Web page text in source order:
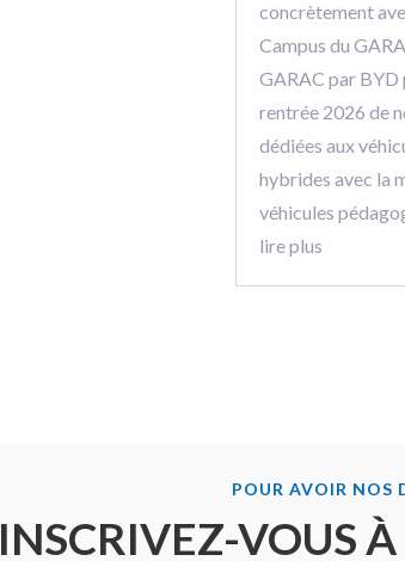
concrètement
Campus du
GARAC par BYD
rentrée 2026 de
dédiées aux
hybrides avec la
véhicules
lire plus
POUR AVOIR NOS
INSCRIVEZ-VOUS